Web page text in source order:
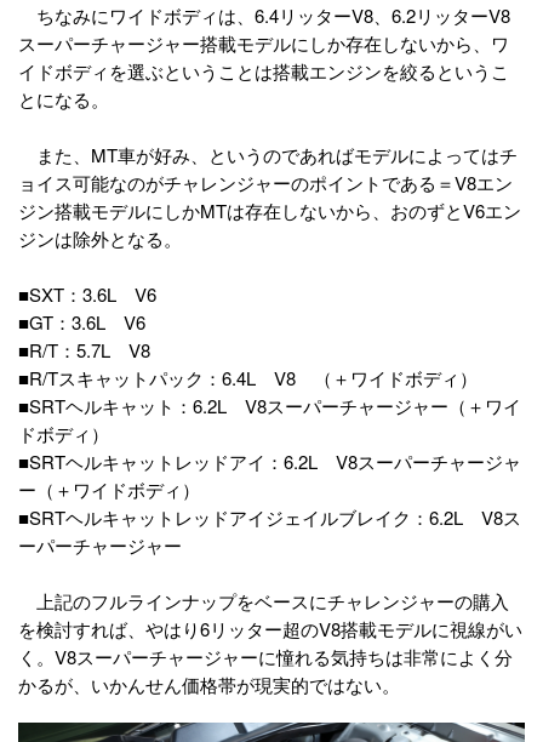
ちなみにワイドボディは、6.4リッターV8、6.2リッターV8
スーパーチャージャー搭載モデルにしか存在しないから、ワ
イドボディを選ぶということは搭載エンジンを絞るというこ
とになる。
また、MT車が好み、というのであればモデルによってはチ
ョイス可能なのがチャレンジャーのポイントである＝V8エン
ジン搭載モデルにしかMTは存在しないから、おのずとV6エン
ジンは除外となる。
■SXT：3.6L V6
■GT：3.6L V6
■R/T：5.7L V8
■R/Tスキャットパック：6.4L V8 （＋ワイドボディ）
■SRTヘルキャット：6.2L V8スーパーチャージャー（＋ワイ
ドボディ）
■SRTヘルキャットレッドアイ：6.2L V8スーパーチャージャ
ー（＋ワイドボディ）
■SRTヘルキャットレッドアイジェイルブレイク：6.2L V8ス
ーパーチャージャー
上記のフルラインナップをベースにチャレンジャーの購入
を検討すれば、やはり6リッター超のV8搭載モデルに視線がい
く。V8スーパーチャージャーに憧れる気持ちは非常によく分
かるが、いかんせん価格帯が現実的ではない。